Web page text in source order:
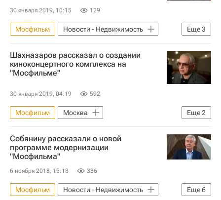
Россия
30 января 2019, 10:15 129
Еще3
Мосфильм
Новости - Недвижимость
Москва
Карен Шахназаров
Строительство
Шахназаров рассказал о создании
киноконцертного комплекса на
"Мосфильме"
30 января 2019, 04:19 592
Еще2
Мосфильм
Москва
Карен Шахназаров
Новости - Недвижимость
Собянину рассказали о новой
программе модернизации
"Мосфильма"
6 ноября 2018, 15:18 336
Еще6
Мосфильм
Новости - Недвижимость